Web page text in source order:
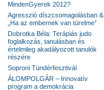
MindenGyerek 2012?
Agresszió díszcsomagolásban &
„Ha az embernek van türelme”
Dobrotka Béla: Terápiás judo
foglalkozás, tanulásban és
értelmileg akadályozott tanulók
részére
Soproni Tündérfesztivál
ÁLOMPOLGÁR – Innovatív
program a demokrácia